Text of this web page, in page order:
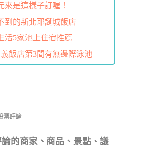
來是這樣子訂喔！
到的新北耶誕城飯店
活5家池上住宿推薦
飯店第3間有無邊際泳池
票評論
論的商家、商品、景點、議